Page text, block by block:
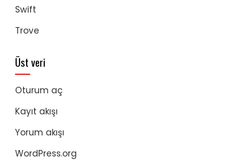
Swift
Trove
Üst veri
Oturum aç
Kayıt akışı
Yorum akışı
WordPress.org